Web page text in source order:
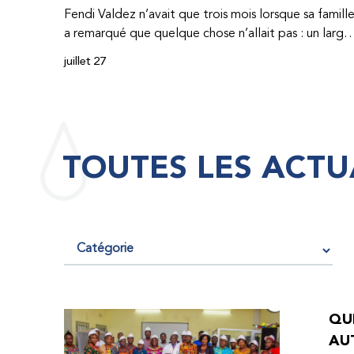
Fendi Valdez n’avait que trois mois lorsque sa famille
a remarqué que quelque chose n’allait pas : un large
hématome était apparu sur son corps. À l’époque,
étaient chers et difficiles à se procurer. Afin que son
saignements, manquait l’école, était hospitalisé, et a
fini par développer des problèmes très graves aux
par le Programme d’aide humanitaire de la
Fédération mondiale de l’hémophilie qu’il a
juillet 27
TOUTES LES